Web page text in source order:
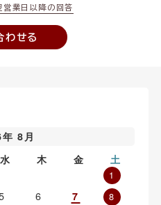
業日以降の回答
わせる
8月
水 木 金 土
1
6 7
8